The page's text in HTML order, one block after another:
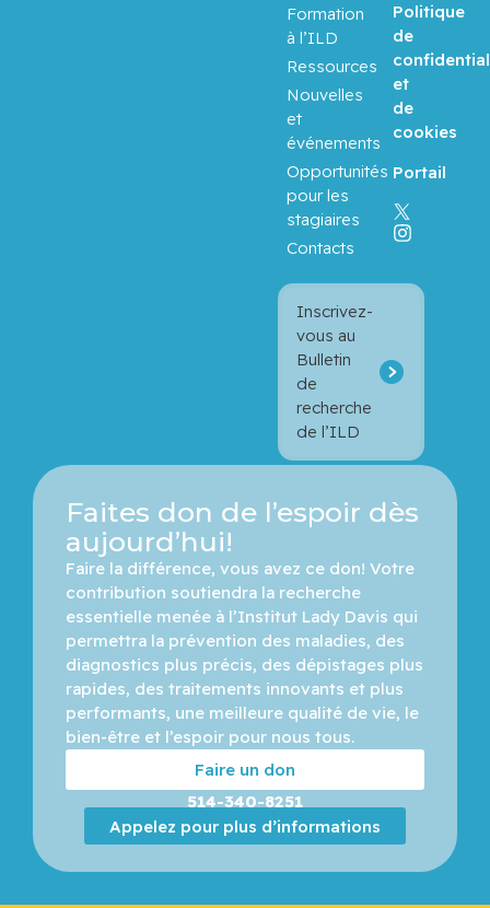
Inscrivez-
vous au
Bulletin
de
recherche
de l’ILD
Formation
à l’ILD
Ressources
Nouvelles
et
événements
Opportunités
pour les
stagiaires
Contacts
Politique
de
et
de
cookies
Portail
Faites don de l’espoir dès
aujourd’hui!
Faire la différence, vous avez ce don! Votre
contribution soutiendra la recherche
essentielle menée à l’Institut Lady Davis qui
permettra la prévention des maladies, des
diagnostics plus précis, des dépistages plus
rapides, des traitements innovants et plus
performants, une meilleure qualité de vie, le
bien-être et l’espoir pour nous tous.
Faire un don
514-340-8251
Appelez pour plus d’informations